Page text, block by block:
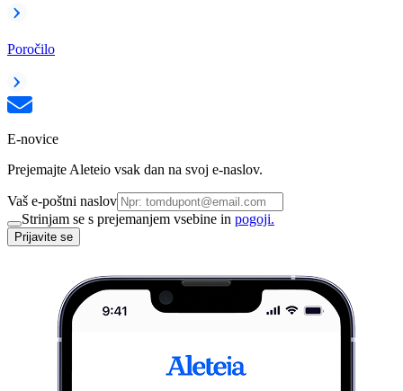
Poročilo
E-novice
Prejemajte Aleteio vsak dan na svoj e-naslov.
Vaš e-poštni naslov
Strinjam se s prejemanjem vsebine in pogoji.
Prijavite se